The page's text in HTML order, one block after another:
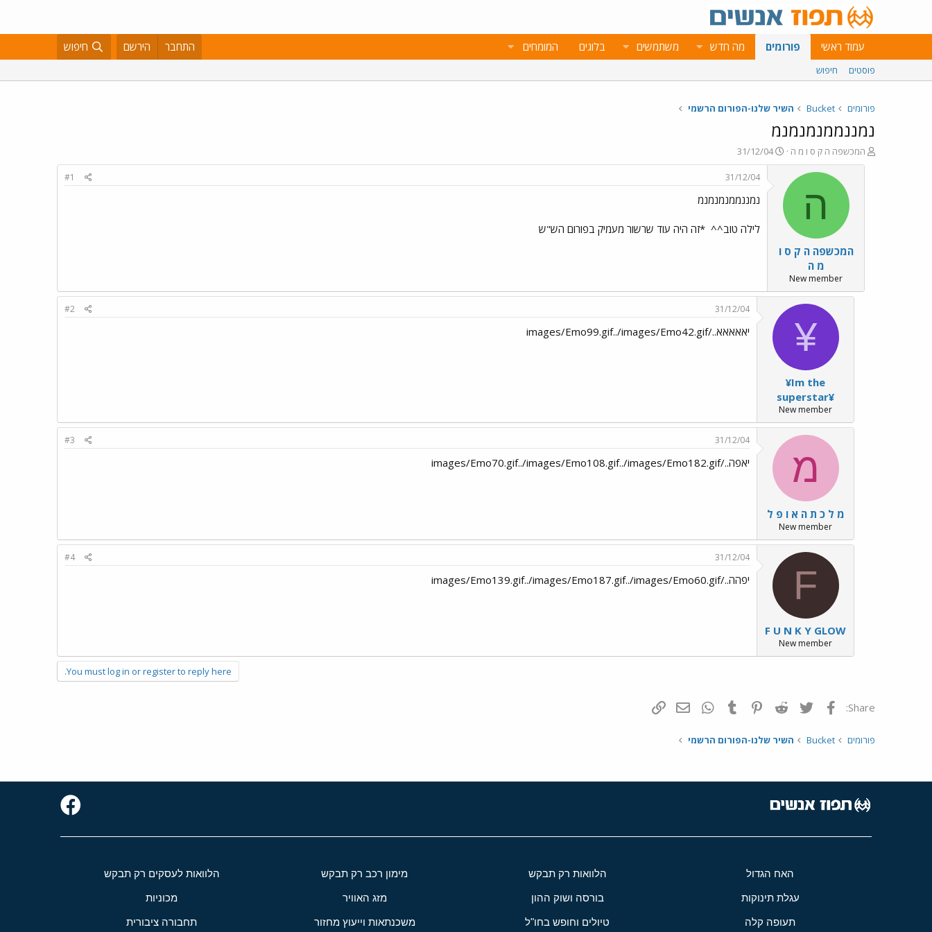
עמוד ראשי פורומים מה חדש משתמשים בלוגים המומחים התחבר הירשם חיפוש
פוסטים חיפוש
פורומים Bucket השיר שלנו-הפורום הרשמי
נמננממנמנמנמ
פ
ו
המכשפה ה ק ס ו מ ה
פ
ו
ס
31/12/04
ה
המכשפה ה ק ס ו
מ ה
New member
31/12/04
#1
נמננממנמנמנמ
לילה טוב^^ *זה היה עוד שרשור מעמיק בפורום הש"ש
¥
¥Im the
superstar¥
New member
31/12/04
#2
יאאאאא../images/Emo99.gif../images/Emo42.gif
מ
מ ל כ ת ה א ו פ ל
New member
31/12/04
#3
יאפה../images/Emo70.gif../images/Emo108.gif../images/Emo182.gif
F
F U N K Y GLOW
New member
31/12/04
#4
יפהה../images/Emo139.gif../images/Emo187.gif../images/Emo60.gif
You must log in or register to reply here.
Share: פייסבוק Twitter
Reddit
Pinterest
Tumblr
WhatsAppדואר אלקטרוני
פורומים Bucket השיר שלנו-הפורום הרשמי
האח הגדול הלוואות רק תבקש מימון רכב רק תבקש הלוואות לעסקים רק תבקש
עגלת תינוקות בורסה ושוק ההון מזג האוויר מכוניות
תעופה קלה טיולים וחופש בחו"ל משכנתאות וייעוץ מחזור תחבורה ציבורית